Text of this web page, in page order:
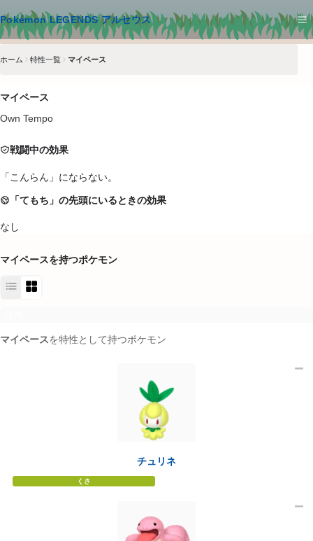
Pokémon LEGENDS アルセウス
メインコンテンツへスキップ
ホーム 特性一覧 マイペース
マイペース
Own Tempo
戦闘中の効果
「こんらん」にならない。
「てもち」の先頭にいるときの効果
なし
マイペースを持つポケモン
マイペースを特性として持つポケモン
チュリネ
くさ